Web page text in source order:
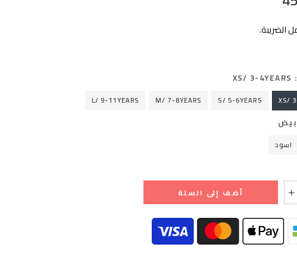
الضريبة.
XS/ 3-4YEARS
XS/
S/ 5-6YEARS
M/ 7-8YEARS
L/ 9-11YEARS
اسود
أضف إلى السلة